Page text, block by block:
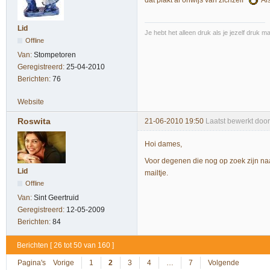
Lid
Offline
Van: Stompetoren
Geregistreerd: 25-04-2010
Berichten: 76
Je hebt het alleen druk als je jezelf druk
Website
Roswita 21-06-2010 19:50 Laatst bewerkt
Lid
Offline
Van: Sint Geertruid
Geregistreerd: 12-05-2009
Berichten: 84
Hoi dames,
Voor degenen die nog op zoek zijn
mailtje.
Berichten [ 26 tot 50 van 160 ]
Pagina's Vorige 1 2 3 4 … 7 Volgende